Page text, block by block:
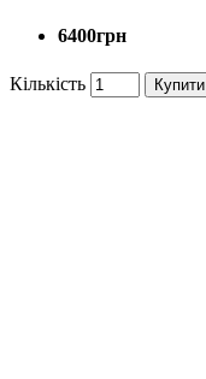
6400грн
Кількість Купити